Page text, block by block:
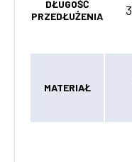
DŁUGOŚĆ
PRZEDŁUŻENIA
MATERIAŁ